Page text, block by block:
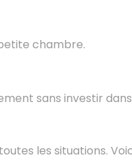
chambre.
sans investir
les situations.